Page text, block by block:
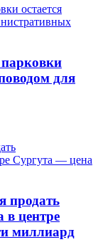
для
продать
в центре
миллиард